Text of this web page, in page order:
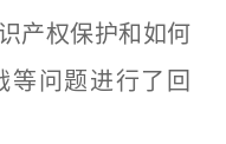
产权保护和如何
等问题进行了回